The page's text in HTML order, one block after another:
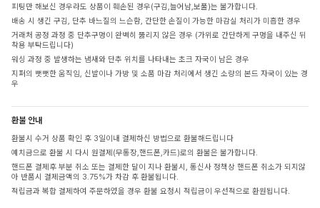
피팅만 해보신 경우라도 상품이 훼손된 경우(구김,늘어남,보풀)는 불가합니다.
배송 시 생긴 구김, 단추 바느질의 느슨함, 간단한 손질이 가능한 마감실 처리가 미흡한 경우
거래처 공정 과정 중 단추구멍이 완벽히 뚫리지 않은 경우 (가위로 간단하게 구멍을 내주신 뒤
착용 부탁드립니다)
워싱 과정 중 발생하는 냄새와 단추 위치를 나타내는 초크 자국이 남은 경우
지퍼의 뻣뻣한 움직임, 신발이나 가방 및 소품 마감 처리에서 생긴 소량의 본드 자국이 있는 경
우
환불 안내
환불시 수거 상품 확인 후 3일이내 결제하신 방법으로 환불해드립니다
예치금으로 환불 시 다시 원결제(무통장,핸드폰,카드)로의 환불은 불가합니다.
핸드폰 결제후 부분 취소 또는 결제한 달이 지나 환불시, 통신사 정책상 핸드폰 취소가 되지않
아 반품시 결제금액의 3.75%가 차감 후 환불됩니다.
적립금과 복합 결제하여 주문하였을 경우 환불 요청시 적립금이 우선적으로 환원됩니다.